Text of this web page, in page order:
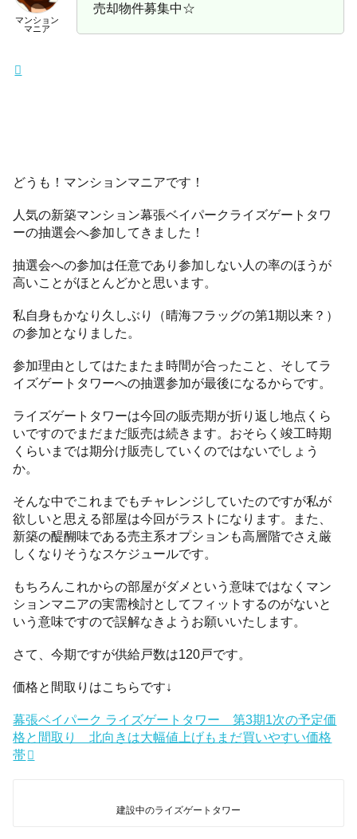
マンション
マニア
売却物件募集中☆
どうも！マンションマニアです！
人気の新築マンション幕張ベイパークライズゲートタワ
ーの抽選会へ参加してきました！
抽選会への参加は任意であり参加しない人の率のほうが
高いことがほとんどかと思います。
私自身もかなり久しぶり（晴海フラッグの第1期以来？）
の参加となりました。
参加理由としてはたまたま時間が合ったこと、そしてラ
イズゲートタワーへの抽選参加が最後になるからです。
ライズゲートタワーは今回の販売期が折り返し地点くら
いですのでまだまだ販売は続きます。おそらく竣工時期
くらいまでは期分け販売していくのではないでしょう
か。
そんな中でこれまでもチャレンジしていたのですが私が
欲しいと思える部屋は今回がラストになります。また、
新築の醍醐味である売主系オプションも高層階でさえ厳
しくなりそうなスケジュールです。
もちろんこれからの部屋がダメという意味ではなくマン
ションマニアの実需検討としてフィットするのがないと
いう意味ですので誤解なきようお願いいたします。
さて、今期ですが供給戸数は120戸です。
価格と間取りはこちらです↓
幕張ベイパーク ライズゲートタワー 第3期1次の予定価
格と間取り 北向きは大幅値上げもまだ買いやすい価格
帯
建設中のライズゲートタワー